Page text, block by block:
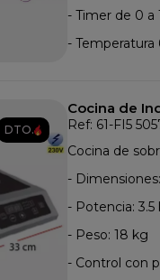
- Timer de 0 a
- Temperatura
DTO.
Cocina de
Ref: 61-FI5
Cocina de
-
- Potencia:
- Peso: 18 kg
- Control con